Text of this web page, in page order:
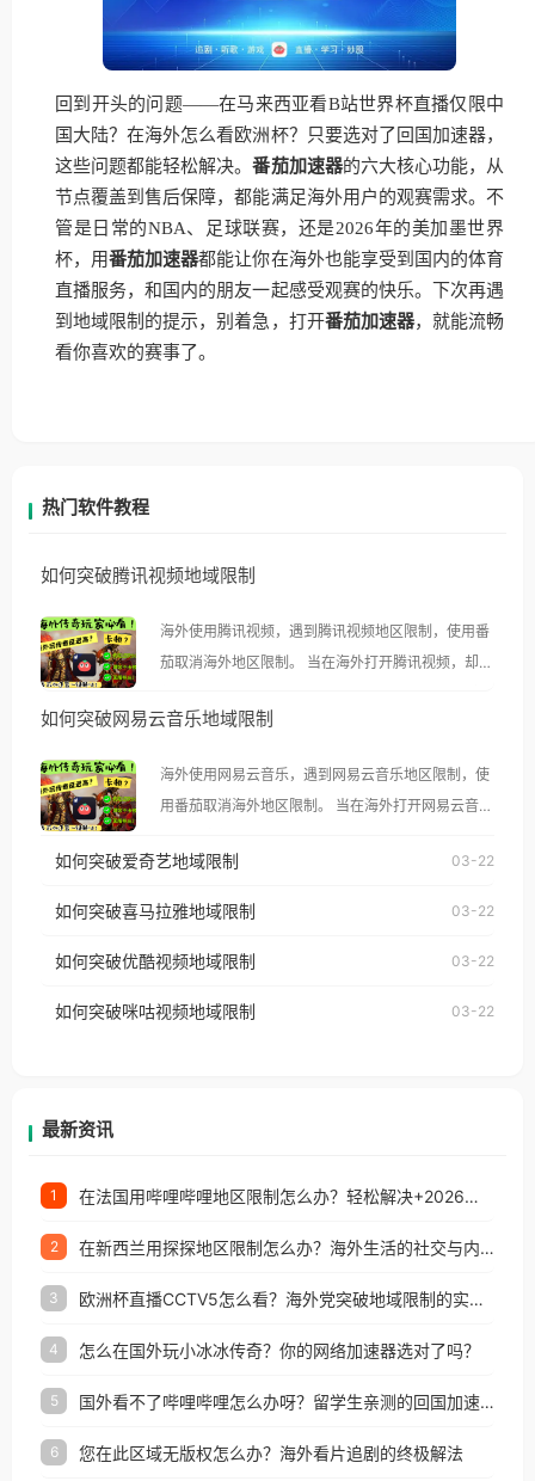
回到开头的问题——在马来西亚看B站世界杯直播仅限中
国大陆？在海外怎么看欧洲杯？只要选对了回国加速器，
这些问题都能轻松解决。番茄加速器的六大核心功能，从
节点覆盖到售后保障，都能满足海外用户的观赛需求。不
管是日常的NBA、足球联赛，还是2026年的美加墨世界
杯，用番茄加速器都能让你在海外也能享受到国内的体育
直播服务，和国内的朋友一起感受观赛的快乐。下次再遇
到地域限制的提示，别着急，打开番茄加速器，就能流畅
看你喜欢的赛事了。
热门软件教程
如何突破腾讯视频地域限制
海外使用腾讯视频，遇到腾讯视频地区限制，使用番
茄取消海外地区限制。 当在海外打开腾讯视频，却突
示语。 海外用户如香港、澳门、台湾、美国、加拿
像其他音乐平台一样，出现地区及版权限制问题，且
仅能在中国大陆地区播放。 遇到这个问题的朋友们，
使用番茄回国加速器，即可解决「海外用户收听腾讯
台湾、美国、加拿大、澳大利亚、欧洲等国家和地区
权限制所困扰。
如何突破网易云音乐地域限制
海外使用网易云音乐，遇到网易云音乐地区限制，使
用番茄取消海外地区限制。 当在海外打开网易云音
播放”的提示语。 海外用户如香港、澳门、台湾、美
国、加拿大、澳大利亚、欧洲等国家和地区时，网易
制问题，且仅能在中国大陆地区播放。 遇到这个问题
户收听网易云音乐地区版权限制」的问题，无论人在
如何突破爱奇艺地域限制 03-22
如何突破喜马拉雅地域限制 03-22
如何突破优酷视频地域限制 03-22
如何突破咪咕视频地域限制 03-22
最新资讯
1 在法国用哔哩哔哩地区限制怎么办？轻松解决+2026世界杯看球攻略
2 在新西兰用探探地区限制怎么办？海外生活的社交与内容之困
3 欧洲杯直播CCTV5怎么看？海外党突破地域限制的实用指南
4 怎么在国外玩小冰冰传奇？你的网络加速器选对了吗？
5 国外看不了哔哩哔哩怎么办呀？留学生亲测的回国加速全攻略（含酷我音乐渤海银行解决方法）
6 您在此区域无版权怎么办？海外看片追剧的终极解法